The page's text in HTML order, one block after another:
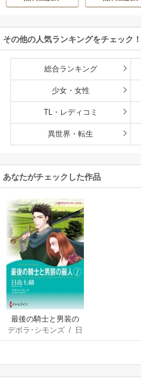
その他の人気ランキングをチェック！
総合ランキング
少女・女性
TL・レディコミ
異世界・転生
あなたがチェックした作品
最後の騎士と男装の
麗人(1)
デボラ･シモンズ /
日
高七緒